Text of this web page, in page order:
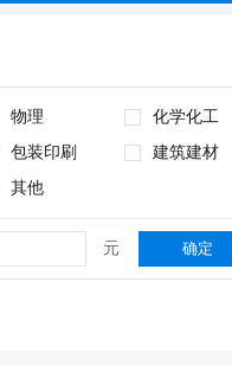
物理 化学化工
包装印刷 建筑建材
其他
元 确定